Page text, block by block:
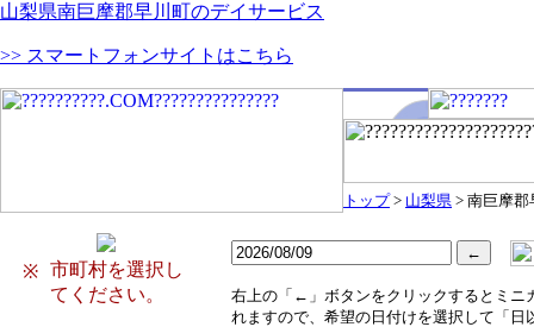
山梨県南巨摩郡早川町のデイサービス
>> スマートフォンサイトはこちら
トップ> 山梨県 > 南巨摩郡
※
市町村を選択し
てください。
右上の「←」ボタンをクリックするとミニ
れますので、希望の日付けを選択して「日